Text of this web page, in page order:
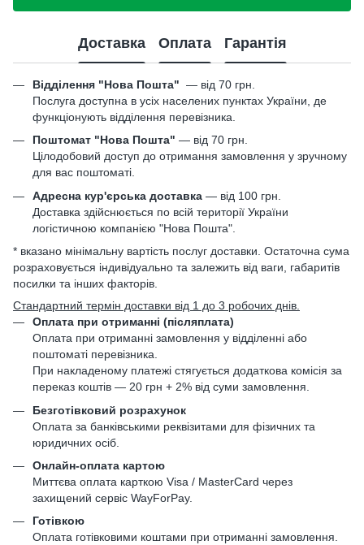
Доставка Оплата Гарантія
Відділення "Нова Пошта" — від 70 грн.
Послуга доступна в усіх населених пунктах України, де
функціонують відділення перевізника.
Поштомат "Нова Пошта" — від 70 грн.
Цілодобовий доступ до отримання замовлення у зручному
для вас поштоматі.
Адресна кур'єрська доставка — від 100 грн.
Доставка здійснюється по всій території України
логістичною компанією "Нова Пошта".
* вказано мінімальну вартість послуг доставки. Остаточна сума
розраховується індивідуально та залежить від ваги, габаритів
посилки та інших факторів.
Стандартний термін доставки від 1 до 3 робочих днів.
Оплата при отриманні (післяплата)
Оплата при отриманні замовлення у відділенні або
поштоматі перевізника.
При накладеному платежі стягується додаткова комісія за
переказ коштів — 20 грн + 2% від суми замовлення.
Безготівковий розрахунок
Оплата за банківськими реквізитами для фізичних та
юридичних осіб.
Онлайн-оплата картою
Миттєва оплата карткою Visa / MasterCard через
захищений сервіс WayForPay.
Готівкою
Оплата готівковими коштами при отриманні замовлення.